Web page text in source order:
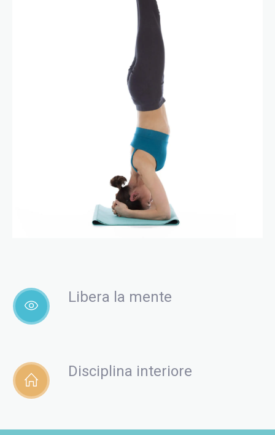
Libera la mente
Disciplina interiore